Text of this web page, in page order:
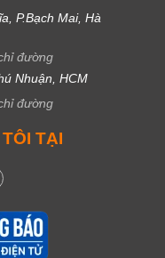
P.Bạch Mai, Hà
đường
Nhuận, HCM
đường
TẠI